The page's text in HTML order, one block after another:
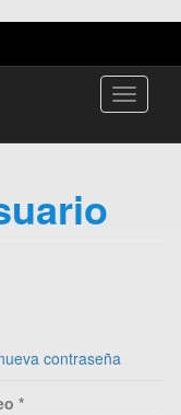
Toggle
contraseña
*